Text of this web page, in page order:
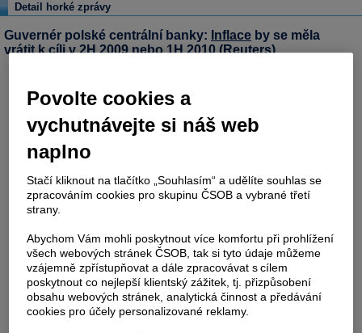
Detail horké zprávy
Guvernér polské centrální banky: Inflace by se měla
vrátit k cíli v 2H 2009 nebo 1H 2010 (Reuters)
Povolte cookies a
vychutnávejte si náš web
naplno
Stačí kliknout na tlačítko „Souhlasím“ a udělíte souhlas se
zpracováním cookies pro skupinu ČSOB a vybrané třetí
strany.
Abychom Vám mohli poskytnout více komfortu při prohlížení
všech webových stránek ČSOB, tak si tyto údaje můžeme
vzájemně zpřístupňovat a dále zpracovávat s cílem
poskytnout co nejlepší klientský zážitek, tj. přizpůsobení
obsahu webových stránek, analytická činnost a předávání
cookies pro účely personalizované reklamy.